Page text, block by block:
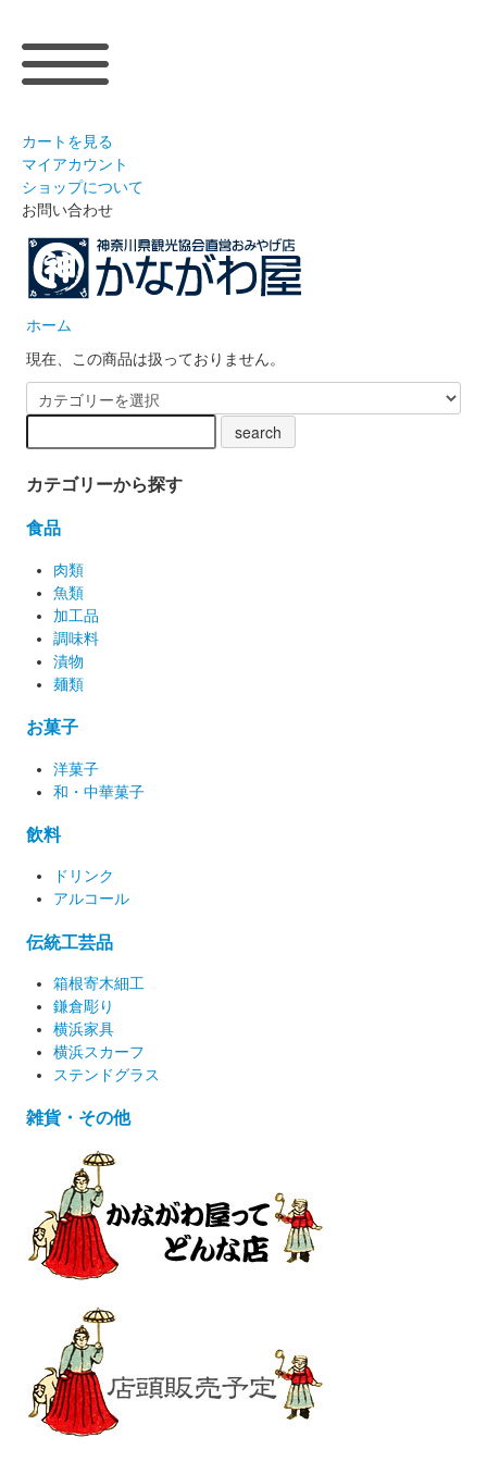
カートを見る
マイアカウント
ショップについて
お問い合わせ
ホーム
現在、この商品は扱っておりません。
カテゴリーから探す
食品
肉類
魚類
加工品
調味料
漬物
麺類
お菓子
洋菓子
和・中華菓子
飲料
ドリンク
アルコール
伝統工芸品
箱根寄木細工
鎌倉彫り
横浜家具
横浜スカーフ
ステンドグラス
雑貨・その他